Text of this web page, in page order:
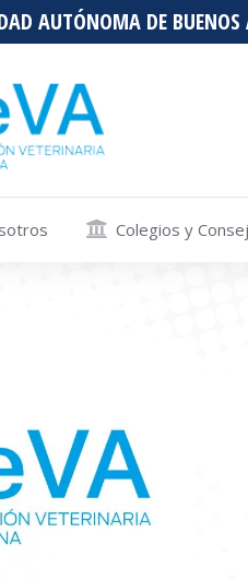
AUTÓNOMA DE BUENOS
Colegios y